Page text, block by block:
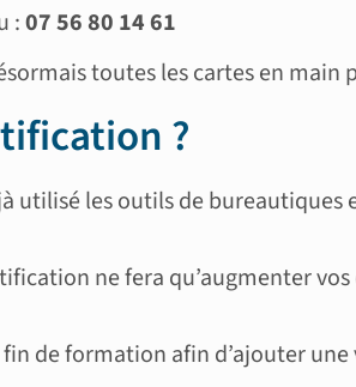
:07 56 80 14 61
toutes les cartes en
?
utilisé les outils de
ne fera qu’augmenter
de formation afin d’ajouter une